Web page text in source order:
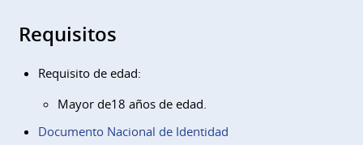
Requisitos
Requisito de edad:
Mayor de18 años de edad.
Documento Nacional de Identidad